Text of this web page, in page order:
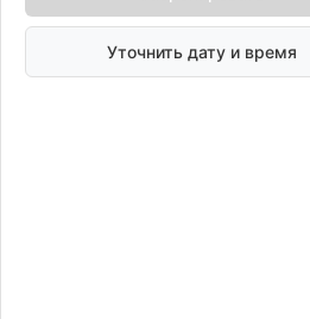
Уточнить дату и время